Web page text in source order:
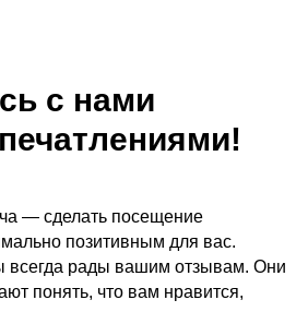
с нами
— сделать посещение
позитивным для вас.
всегда рады вашим отзывам. Они
понять, что вам нравится,